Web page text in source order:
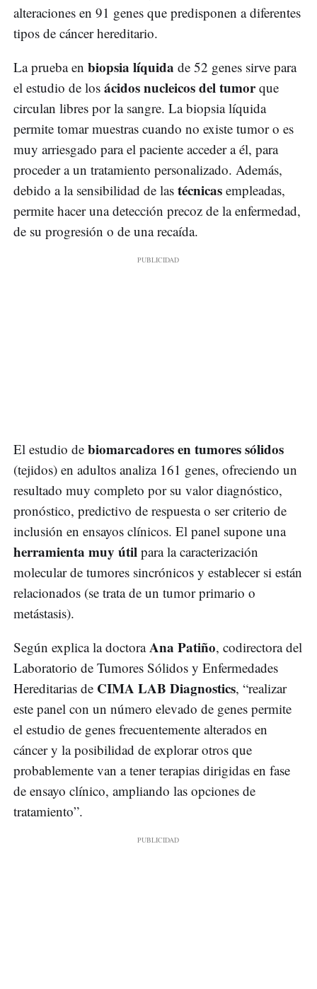
alteraciones en 91 genes que predisponen a diferentes
tipos de cáncer hereditario.
La prueba en biopsia líquida de 52 genes sirve para
el estudio de los ácidos nucleicos del tumorque
circulan libres por la sangre. La biopsia líquida
permite tomar muestras cuando no existe tumor o es
muy arriesgado para el paciente acceder a él, para
proceder a un tratamiento personalizado. Además,
debido a la sensibilidad de las técnicas empleadas,
permite hacer una detección precoz de la enfermedad,
de su progresión o de una recaída.
El estudio de biomarcadores en tumores sólidos
(tejidos) en adultos analiza 161 genes, ofreciendo un
resultado muy completo por su valor diagnóstico,
pronóstico, predictivo de respuesta o ser criterio de
inclusión en ensayos clínicos. El panel supone una
herramienta muy útil para la caracterización
molecular de tumores sincrónicos y establecer si están
relacionados (se trata de un tumor primario o
metástasis).
Según explica la doctoraAna Patiño, codirectora del
Laboratorio de Tumores Sólidos y Enfermedades
Hereditarias de CIMA LAB Diagnostics, “realizar
este panel con un número elevado de genes permite
el estudio de genes frecuentemente alterados en
cáncer y la posibilidad de explorar otros que
probablemente van a tener terapias dirigidas en fase
de ensayo clínico, ampliando las opciones de
tratamiento”.